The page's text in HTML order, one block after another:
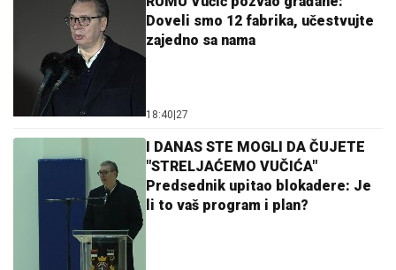
Doveli smo 12 fabrika, učestvujte
zajedno sa nama
18:40 27
I DANAS STE MOGLI DA ČUJETE
"STRELJAĆEMO VUČIĆA"
Predsednik upitao blokadere: Je
li to vaš program i plan?